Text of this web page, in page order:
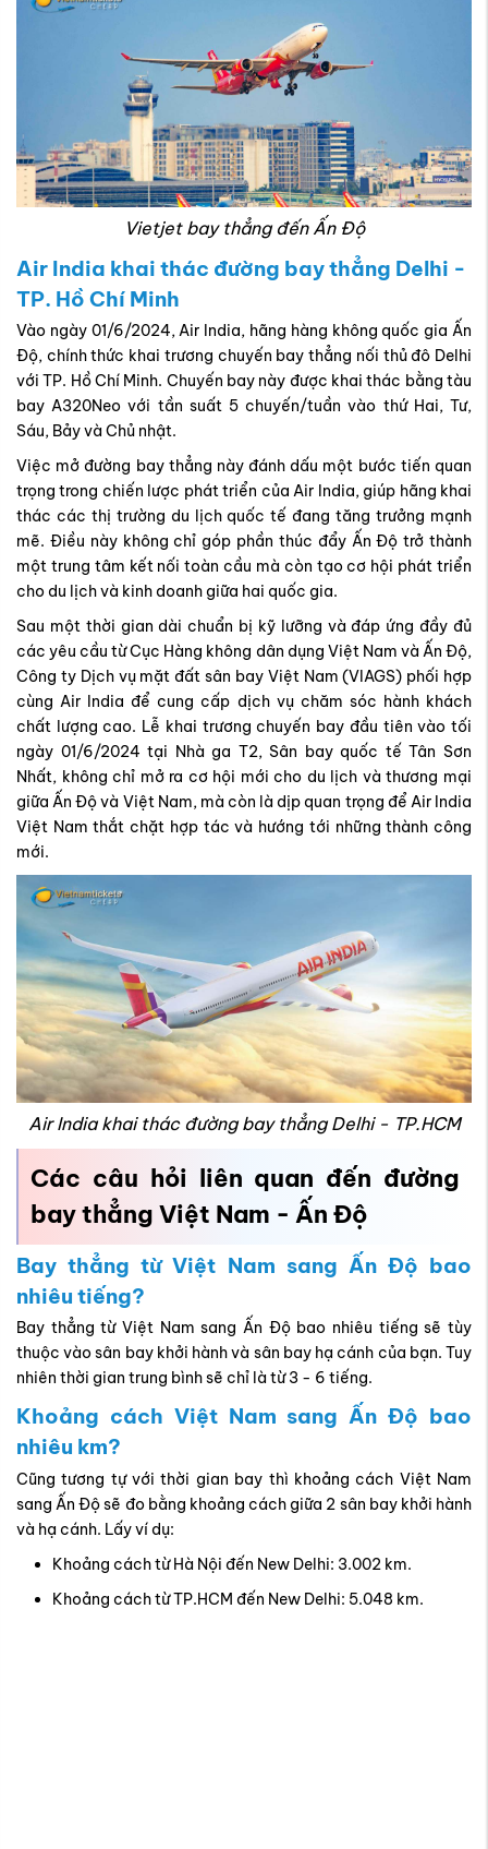
Vietjet bay thẳng đến Ấn Độ
Air India khai thác đường bay thẳng Delhi -
TP. Hồ Chí Minh
Vào ngày 01/6/2024, Air India, hãng hàng không quốc gia Ấn
Độ, chính thức khai trương chuyến bay thẳng nối thủ đô Delhi
với TP. Hồ Chí Minh. Chuyến bay này được khai thác bằng tàu
bay A320Neo với tần suất 5 chuyến/tuần vào thứ Hai, Tư,
Sáu, Bảy và Chủ nhật.
Việc mở đường bay thẳng này đánh dấu một bước tiến quan
trọng trong chiến lược phát triển của Air India, giúp hãng khai
thác các thị trường du lịch quốc tế đang tăng trưởng mạnh
mẽ. Điều này không chỉ góp phần thúc đẩy Ấn Độ trở thành
một trung tâm kết nối toàn cầu mà còn tạo cơ hội phát triển
cho du lịch và kinh doanh giữa hai quốc gia.
Sau một thời gian dài chuẩn bị kỹ lưỡng và đáp ứng đầy đủ
các yêu cầu từ Cục Hàng không dân dụng Việt Nam và Ấn Độ,
Công ty Dịch vụ mặt đất sân bay Việt Nam (VIAGS) phối hợp
cùng Air India để cung cấp dịch vụ chăm sóc hành khách
chất lượng cao. Lễ khai trương chuyến bay đầu tiên vào tối
ngày 01/6/2024 tại Nhà ga T2, Sân bay quốc tế Tân Sơn
Nhất, không chỉ mở ra cơ hội mới cho du lịch và thương mại
giữa Ấn Độ và Việt Nam, mà còn là dịp quan trọng để Air India
Việt Nam thắt chặt hợp tác và hướng tới những thành công
mới.
Air India khai thác đường bay thẳng Delhi - TP.HCM
Các câu hỏi liên quan đến đường
bay thẳng Việt Nam - Ấn Độ
Bay thẳng từ Việt Nam sang Ấn Độ bao
nhiêu tiếng?
Bay thẳng từ Việt Nam sang Ấn Độ bao nhiêu tiếng sẽ tùy
thuộc vào sân bay khởi hành và sân bay hạ cánh của bạn. Tuy
nhiên thời gian trung bình sẽ chỉ là từ 3 - 6 tiếng.
Khoảng cách Việt Nam sang Ấn Độ bao
nhiêu km?
Cũng tương tự với thời gian bay thì khoảng cách Việt Nam
sang Ấn Độ sẽ đo bằng khoảng cách giữa 2 sân bay khởi hành
và hạ cánh. Lấy ví dụ:
Khoảng cách từ Hà Nội đến New Delhi: 3.002 km.
Khoảng cách từ TP.HCM đến New Delhi: 5.048 km.